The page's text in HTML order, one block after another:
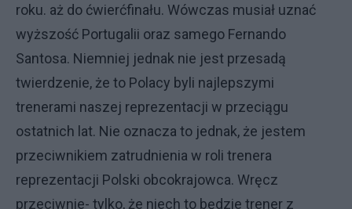
roku. aż do ćwierćfinału. Wówczas musiał uznać
wyższość Portugalii oraz samego Fernando
Santosa. Niemniej jednak nie jest przesadą
twierdzenie, że to Polacy byli najlepszymi
trenerami naszej reprezentacji w przeciągu
ostatnich lat. Nie oznacza to jednak, że jestem
przeciwnikiem zatrudnienia w roli trenera
reprezentacji Polski obcokrajowca. Wręcz
przeciwnie- tylko, że niech to będzie trener z